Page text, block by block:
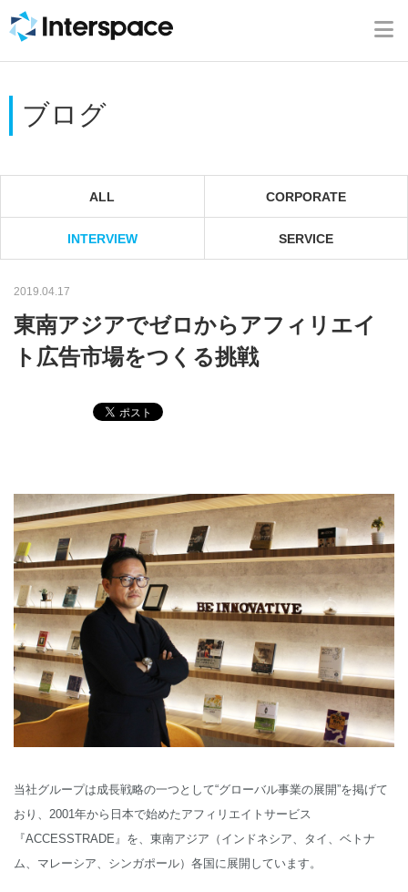
ホーム
採用情報
お問い合わせ
ブログ
ALL CORPORATE
INTERVIEW SERVICE
2019.04.17
東南アジアでゼロからアフィリエイ
ト広告市場をつくる挑戦
当社グループは成長戦略の一つとして“グローバル事業の展開”を掲げて
おり、2001年から日本で始めたアフィリエイトサービス
『ACCESSTRADE』を、東南アジア（インドネシア、タイ、ベトナ
ム、マレーシア、シンガポール）各国に展開しています。